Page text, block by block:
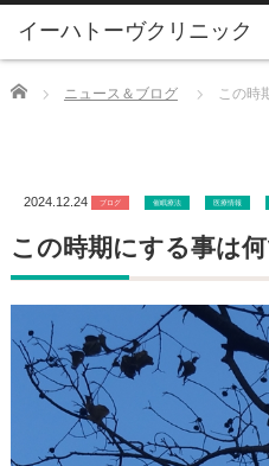
Home ニュース＆ブログ この時
2024.12.24 ブログ 催眠療法 医療情報
この時期にする事は何